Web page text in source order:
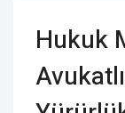
Hukuk